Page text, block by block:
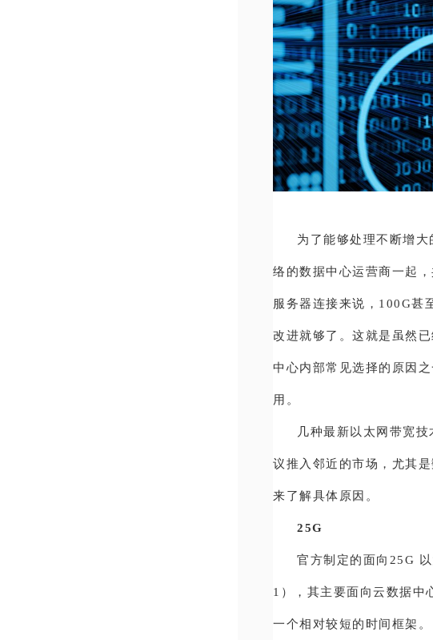
为了能够处理不断增
络的数据中心运营商一起
服务器连接来说，100G甚
改进就够了。这就是虽然
中心内部常见选择的原因
用。
几种最新以太网带宽
议推入邻近的市场，尤其
来了解具体原因。
25G
官方制定的面向25G
1），其主要面向云数据中
一个相对较短的时间框架。